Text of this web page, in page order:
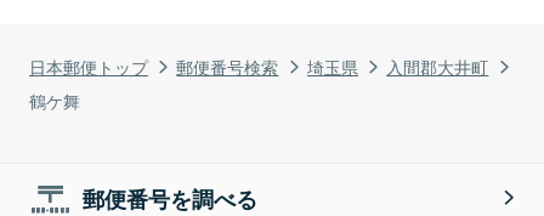
日本郵便トップ 郵便番号検索 埼玉県
入間郡大井町
鶴ケ舞
郵便番号を調べる